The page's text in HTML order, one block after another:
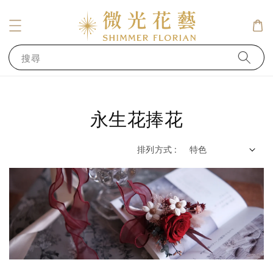
搜尋
永生花捧花
排列方式 :